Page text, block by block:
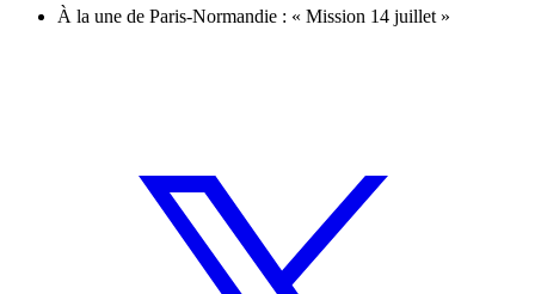
À la une de Paris-Normandie : « Mission 14 juillet »